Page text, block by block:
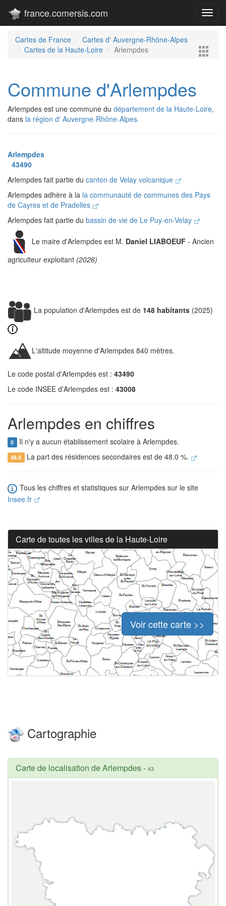
france.comersis.com
Cartes de France
Cartes d' Auvergne-Rhône-Alpes
Cartes de la Haute-Loire
Arlempdes
Commune d'Arlempdes
Arlempdes est une commune du département de la Haute-Loire,
dans la région d' Auvergne-Rhône-Alpes.
Arlempdes
43490
Arlempdes fait partie du canton de Velay volcanique
Arlempdes adhère à la la communauté de communes des Pays
de Cayres et de Pradelles
Arlempdes fait partie du bassin de vie de Le Puy-en-Velay
Le maire d'Arlempdes est M. Daniel LIABOEUF - Ancien
agriculteur exploitant (2026)
La population d'Arlempdes est de 148 habitants (2025)
L'altitude moyenne d'Arlempdes 840 mètres.
Le code postal d'Arlempdes est : 43490
Le code INSEE d'Arlempdes est : 43008
Arlempdes en chiffres
0 Il n'y a aucun établissement scolaire à Arlempdes.
48.0 La part des résidences secondaires est de 48.0 %.
Tous les chiffres et statistiques sur Arlempdes sur le site
Insee.fr
Carte de toutes les villes de la Haute-Loire
Voir cette carte >>
Cartographie
Carte de localisation de Arlempdes- 43